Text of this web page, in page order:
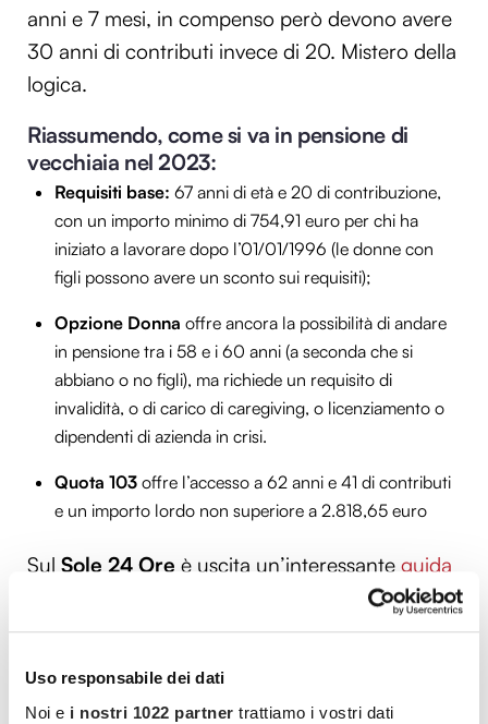
Uso responsabile dei dati
Noi e i nostri 1022 partner trattiamo i vostri dati
anni e 7 mesi, in compenso però devono avere
30 anni di contributi invece di 20. Mistero della
logica.
Riassumendo, come si va in pensione di
vecchiaia nel 2023:
Requisiti base: 67 anni di età e 20 di contribuzione,
con un importo minimo di 754,91 euro per chi ha
iniziato a lavorare dopo l’01/01/1996 (le donne con
figli possono avere un sconto sui requisiti);
Opzione Donna offre ancora la possibilità di andare
in pensione tra i 58 e i 60 anni (a seconda che si
abbiano o no figli), ma richiede un requisito di
invalidità, o di carico di caregiving, o licenziamento o
dipendenti di azienda in crisi.
Quota 103 offre l’accesso a 62 anni e 41 di contributi
e un importo lordo non superiore a 2.818,65 euro
Sul Sole 24 Ore è uscita un’interessante guida
per festeggiare il pensionamento nel 2023?